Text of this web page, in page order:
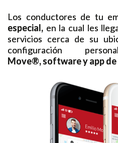
Los conductores de tu
especial, en la cual les
servicios cerca de su
configuración
Move®, software y app